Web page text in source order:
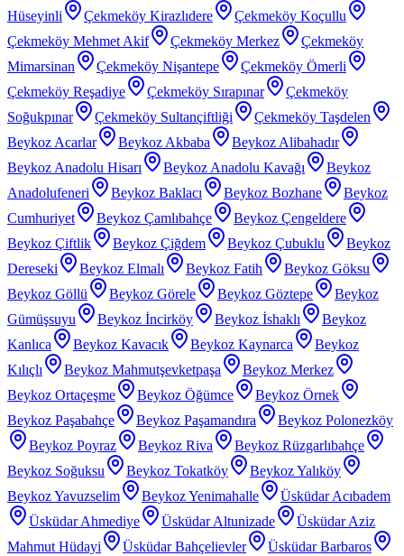
Hüseyinli
Çekmeköy Kirazlıdere
Çekmeköy Koçullu
Çekmeköy Mehmet Akif
Çekmeköy Merkez
Çekmeköy
Mimarsinan
Çekmeköy Nişantepe
Çekmeköy Ömerli
Çekmeköy Reşadiye
Çekmeköy Sırapınar
Çekmeköy
Soğukpınar
Çekmeköy Sultançiftliği
Çekmeköy Taşdelen
Beykoz Acarlar
Beykoz Akbaba
Beykoz Alibahadır
Beykoz Anadolu Hisarı
Beykoz Anadolu Kavağı
Beykoz
Anadolufeneri
Beykoz Baklacı Beykoz Bozhane
Beykoz
Cumhuriyet
Beykoz Çamlıbahçe
Beykoz Çengeldere
Beykoz Çiftlik
Beykoz Çiğdem Beykoz Çubuklu
Beykoz
Dereseki
Beykoz Elmalı Beykoz Fatih
Beykoz Göksu
Beykoz Göllü
Beykoz Görele Beykoz Göztepe
Beykoz
Gümüşsuyu
Beykoz İncirköy Beykoz İshaklı
Beykoz
Kanlıca
Beykoz Kavacık Beykoz Kaynarca
Beykoz
Kılıçlı
Beykoz Mahmutşevketpaşa
Beykoz Merkez
Beykoz Ortaçeşme
Beykoz Öğümce
Beykoz Örnek
Beykoz Paşabahçe
Beykoz Paşamandıra
Beykoz Polonezköy
Beykoz Poyraz
Beykoz Riva
Beykoz Rüzgarlıbahçe
Beykoz Soğuksu
Beykoz Tokatköy
Beykoz Yalıköy
Beykoz Yavuzselim
Beykoz Yenimahalle
Üsküdar Acıbadem
Üsküdar Ahmediye
Üsküdar Altunizade
Üsküdar Aziz
Mahmut Hüdayi
Üsküdar Bahçelievler Üsküdar Barbaros